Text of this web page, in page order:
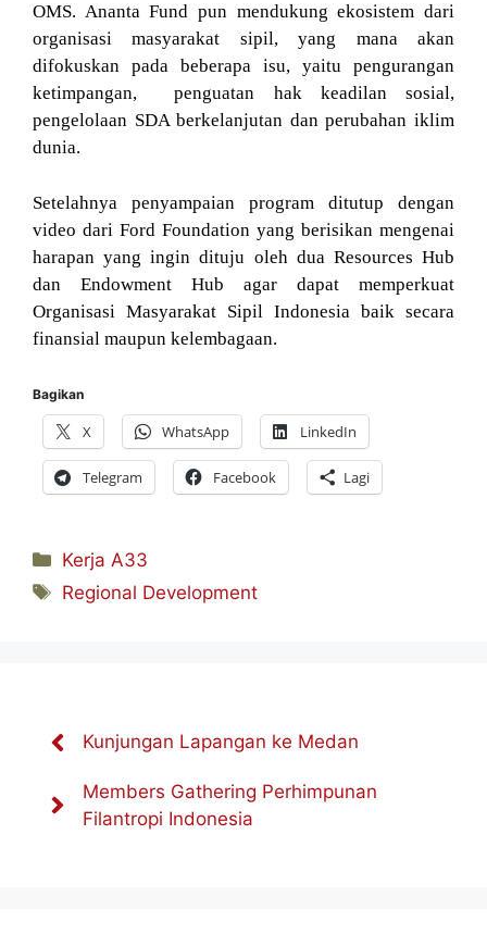
OMS. Ananta Fund pun mendukung ekosistem dari
organisasi masyarakat sipil, yang mana akan
difokuskan pada beberapa isu, yaitu pengurangan
ketimpangan, penguatan hak keadilan sosial,
pengelolaan SDA berkelanjutan dan perubahan iklim
dunia.
Setelahnya penyampaian program ditutup dengan
video dari Ford Foundation yang berisikan mengenai
harapan yang ingin dituju oleh dua Resources Hub
dan Endowment Hub agar dapat memperkuat
Organisasi Masyarakat Sipil Indonesia baik secara
finansial maupun kelembagaan.
Bagikan
X WhatsApp LinkedIn
Telegram Facebook Lagi
Kategori
Kerja A33
Tag
Regional Development
Kunjungan Lapangan ke Medan
Members Gathering Perhimpunan
Filantropi Indonesia